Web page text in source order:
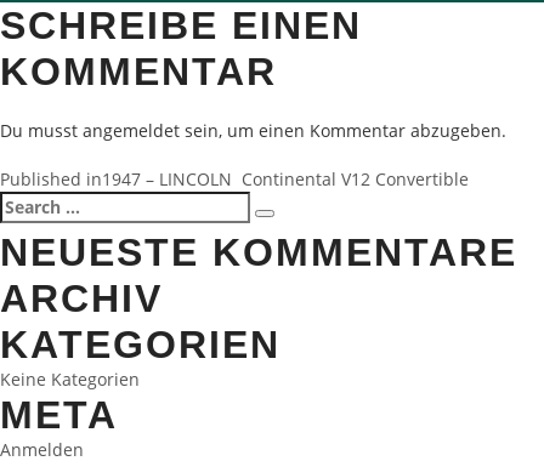
SCHREIBE EINEN
KOMMENTAR
Du musst angemeldet sein, um einen Kommentar abzugeben.
BEITRAGSNAVIGATION
Published in1947 – LINCOLN Continental V12 Convertible
Search
for:
Search
NEUESTE KOMMENTARE
ARCHIV
KATEGORIEN
Keine Kategorien
META
Anmelden